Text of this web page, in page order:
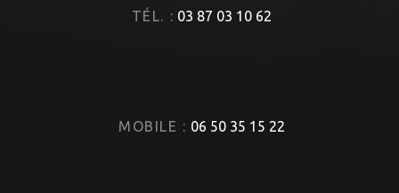
TÉL. : 03 87 03 10 62
MOBILE : 06 50 35 15 22